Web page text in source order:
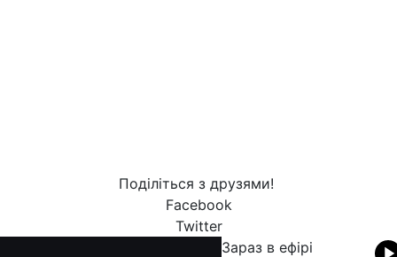
Поділіться з друзями!
Facebook
Twitter
Зараз в ефірі